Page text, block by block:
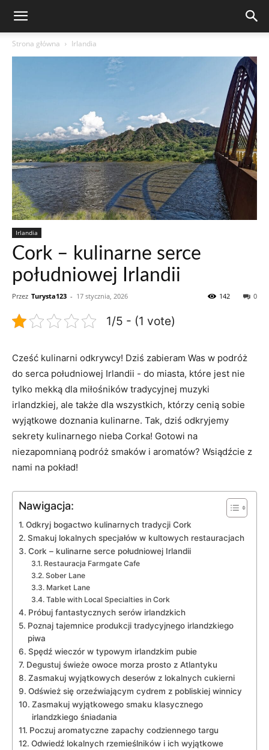
Strona główna Irlandia
Irlandia
Cork – kulinarne serce
południowej Irlandii
Przez Turysta123 - 17 stycznia, 2026 0
142
1/5 - (1 vote)
Cześć kulinarni odkrywcy! Dziś zabieram Was w podróż
do serca południowej⁣ Irlandii ‍- do miasta, które jest nie
tylko ⁤mekką dla miłośników tradycyjnej muzyki
irlandzkiej, ale także dla wszystkich, którzy cenią sobie
wyjątkowe doznania ‍kulinarne. Tak, dziś odkryjemy⁤
sekrety kulinarnego nieba Corka! Gotowi⁢ na
niezapomnianą podróż smaków i aromatów? Wsiądźcie ​z
nami na pokład!
Nawigacja:
Odkryj bogactwo ⁣kulinarnych tradycji Cork
Smakuj lokalnych specjałów ⁣w kultowych restauracjach
Cork – kulinarne serce południowej Irlandii
Restauracja Farmgate Cafe
Sober Lane
Market Lane
Table with Local Specialties in Cork
Próbuj fantastycznych serów irlandzkich
Poznaj tajemnice produkcji tradycyjnego irlandzkiego
piwa
Spędź wieczór w typowym irlandzkim pubie
Degustuj⁤ świeże⁣ owoce morza prosto z⁢ Atlantyku
Zasmakuj wyjątkowych deserów z lokalnych cukierni
Odśwież się orzeźwiającym cydrem z pobliskiej winnicy
Zasmakuj wyjątkowego smaku klasycznego
irlandzkiego śniadania
Poczuj aromatyczne zapachy codziennego targu
Odwiedź lokalnych rzemieślników i ich wyjątkowe